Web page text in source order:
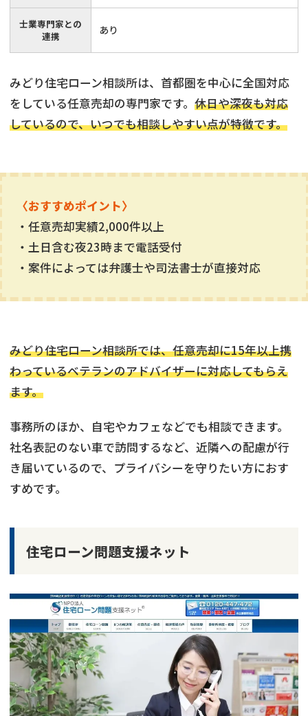
士業専門家との
連携
あり
みどり住宅ローン相談所は、首都圏を中心に全国対応
をしている任意売却の専門家です。 休日や深夜も対応
しているので、いつでも相談しやすい点が特徴です。
〈おすすめポイント〉
・任意売却実績2,000件以上
・土日含む夜23時まで電話受付
・案件によっては弁護士や司法書士が直接対応
みどり住宅ローン相談所では、任意売却に15年以上携
わっているベテランのアドバイザーに対応してもらえ
ます。
事務所のほか、自宅やカフェなどでも相談できます。
社名表記のない車で訪問するなど、近隣への配慮が行
き届いているので、プライバシーを守りたい方におす
すめです。
住宅ローン問題支援ネット